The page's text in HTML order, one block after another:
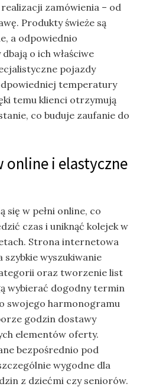
zamówienia – od
Produkty świeże są
a odpowiednio
o ich właściwe
pojazdy
temperatury
temu klienci otrzymują
co buduje zaufanie do
online i elastyczne
się w pełni online, co
czas i uniknąć kolejek w
Strona internetowa
wyszukiwanie
oraz tworzenie list
wybierać dogodny termin
swojego harmonogramu
godzin dostawy
elementów oferty.
bezpośrednio pod
wygodne dla
z dziećmi czy seniorów.